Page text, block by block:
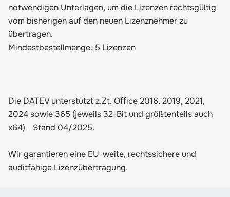
notwendigen Unterlagen, um die Lizenzen rechtsgültig
vom bisherigen auf den neuen Lizenznehmer zu
übertragen.
Mindestbestellmenge: 5 Lizenzen
Die DATEV unterstützt z.Zt. Office 2016, 2019, 2021,
2024 sowie 365 (jeweils 32-Bit und größtenteils auch
x64) - Stand 04/2025.
Wir garantieren eine EU-weite, rechtssichere und
auditfähige Lizenzübertragung.